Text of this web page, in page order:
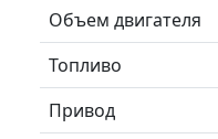
Объем двигателя
Топливо
Привод